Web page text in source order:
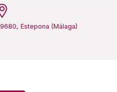
Estepona (Málaga)